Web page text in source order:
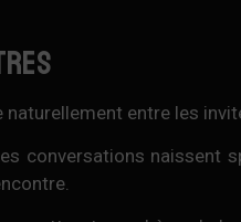
naturellement entre les
conversations naissent